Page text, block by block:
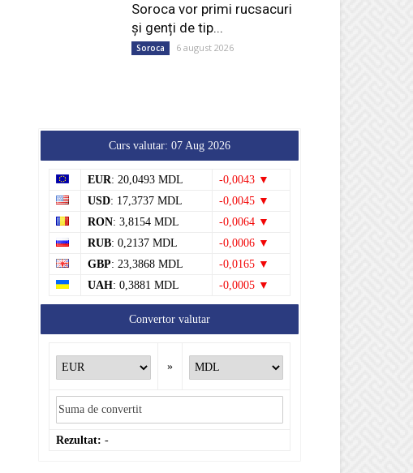
Soroca vor primi rucsacuri
și genți de tip...
Soroca 6 august 2026
Curs valutar: 07 Aug 2026
EUR: 20,0493 MDL
-0,0043 ▼
USD: 17,3737 MDL
-0,0045 ▼
RON: 3,8154 MDL
-0,0064 ▼
RUB: 0,2137 MDL
-0,0006 ▼
GBP: 23,3868 MDL
-0,0165 ▼
UAH: 0,3881 MDL -0,0005 ▼
Convertor valutar
»
Rezultat: -